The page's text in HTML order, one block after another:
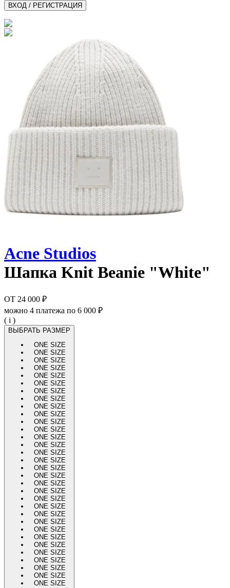
ВХОД / РЕГИСТРАЦИЯ
Acne Studios
Шапка Knit Beanie "White"
ОТ 24 000 ₽
можно 4 платежа по 6 000 ₽
( i )
ВЫБРАТЬ РАЗМЕР
ONE SIZE
ONE SIZE
ONE SIZE
ONE SIZE
ONE SIZE
ONE SIZE
ONE SIZE
ONE SIZE
ONE SIZE
ONE SIZE
ONE SIZE
ONE SIZE
ONE SIZE
ONE SIZE
ONE SIZE
ONE SIZE
ONE SIZE
ONE SIZE
ONE SIZE
ONE SIZE
ONE SIZE
ONE SIZE
ONE SIZE
ONE SIZE
ONE SIZE
ONE SIZE
ONE SIZE
ONE SIZE
ONE SIZE
ONE SIZE
ONE SIZE
ONE SIZE